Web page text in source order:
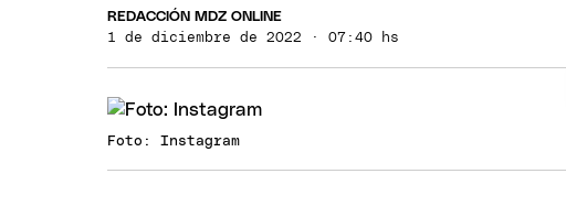
REDACCIÓN MDZ ONLINE
1 de diciembre de 2022 · 07:40 hs
Foto: Instagram